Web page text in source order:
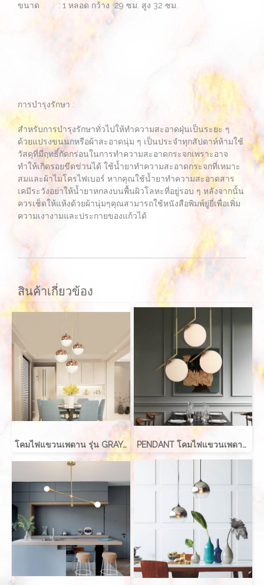
ขนาด : 1 หลอด กว้าง 29 ซม. สูง 32 ซม.
การบำรุงรักษา :
สำหรับการบำรุงรักษาทั่วไปให้ทำความสะอาดฝุ่นเป็นระยะ ๆ
ด้วยแปรงขนนกหรือผ้าสะอาดนุ่ม ๆ เป็นประจำทุกสัปดาห์ห้ามใช้
วัสดุที่มีฤทธิ์กัดกร่อนในการทำความสะอาดกระจกเพราะอาจ
ทำให้เกิดรอยขีดข่วนได้ ใช้น้ำยาทำความสะอาดกระจกที่เหมาะ
สมและผ้าไมโครไฟเบอร์ หากคุณใช้น้ำยาทำความสะอาดสาร
เคมีระวังอย่าให้น้ำยาหกลงบนพื้นผิวโลหะที่อยู่รอบ ๆ หลังจากนั้น
ควรเช็ดให้แห้งด้วยผ้านุ่มๆคุณสามารถใช้หนังสือพิมพ์ยู่ยี่เพื่อเพิ่ม
ความเงางามและประกายของแก้วได้
สินค้าเกี่ยวข้อง
โคมไฟแขวนเพดาน รุ่น GRAYCE EVE-00417 LED 5W PENDANT โคมไฟแขวนเพดาน รุ่น ABALL สำหรับใส่หลอด E27 จำนวน 1 ดวง